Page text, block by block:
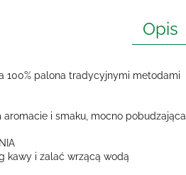
Opis
100% palona tradycyjnymi metodami
i smaku, mocno pobudzająca
kawy i zalać wrzącą wodą